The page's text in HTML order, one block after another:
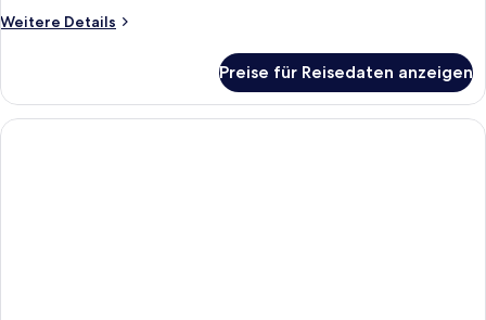
Weitere Details
Weitere
Room
Preise für Reisedaten anzeigen